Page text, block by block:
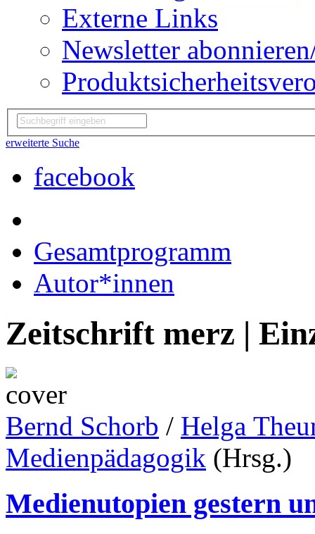
Externe Links
Newsletter
erweiterte Suche
facebook
Gesamtprogramm
Autor*innen
Zeitschrift merz |
Bernd Schorb / Helga
Medienpädagogik (Hrsg.)
Medienutopien gestern